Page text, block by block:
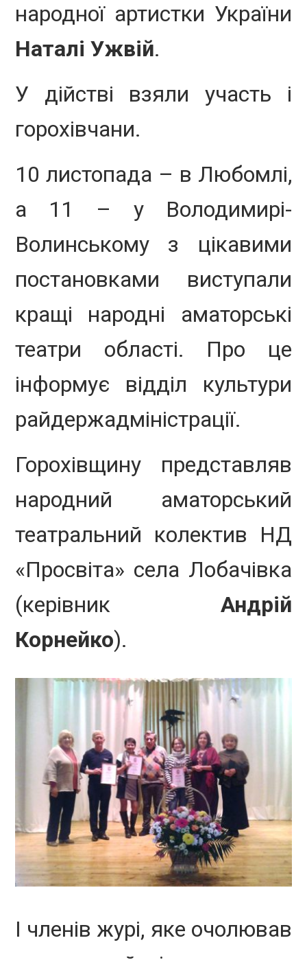
народної артистки України
Наталі Ужвій.
У дійстві взяли участь і
горохівчани.
10 листопада – в Любомлі,
а 11 – у Володимирі-
Волинському з цікавими
постановками виступали
кращі народні аматорські
театри області. Про це
інформує відділ культури
райдержадміністрації.
Горохівщину представляв
народний аматорський
театральний колектив НД
«Просвіта» села Лобачівка
(керівникАндрій
Корнейко).
І членів журі, яке очолював